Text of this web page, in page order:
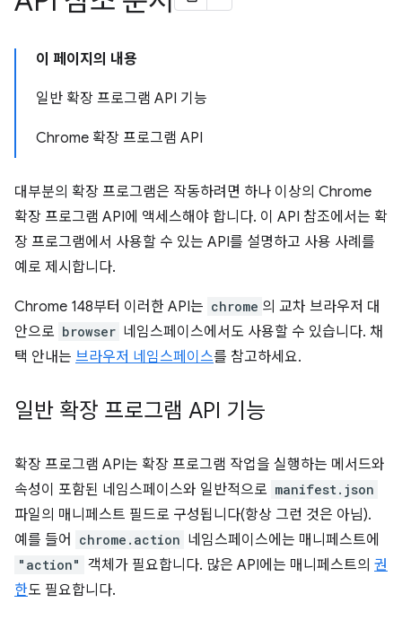
이 페이지의 내용
일반 확장 프로그램 API 기능
Chrome 확장 프로그램 API
대부분의 확장 프로그램은 작동하려면 하나 이상의 Chrome
확장 프로그램 API에 액세스해야 합니다. 이 API 참조에서는 확
장 프로그램에서 사용할 수 있는 API를 설명하고 사용 사례를
예로 제시합니다.
Chrome 148부터 이러한 API는 chrome 의 교차 브라우저 대
안으로 browser 네임스페이스에서도 사용할 수 있습니다. 채
택 안내는 브라우저 네임스페이스를 참고하세요.
일반 확장 프로그램 API 기능
확장 프로그램 API는 확장 프로그램 작업을 실행하는 메서드와
속성이 포함된 네임스페이스와 일반적으로 manifest.json
파일의 매니페스트 필드로 구성됩니다(항상 그런 것은 아님).
예를 들어
chrome.action 네임스페이스에는 매니페스트에
"action" 객체가 필요합니다. 많은 API에는 매니페스트의 권
한도 필요합니다.